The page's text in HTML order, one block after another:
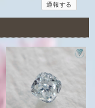
通報する